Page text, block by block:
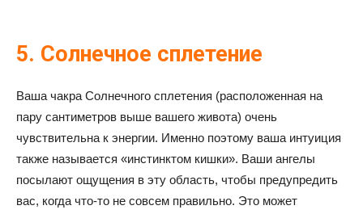
5. Солнечное сплетение
Ваша чакра Солнечного сплетения (расположенная на
пару сантиметров выше вашего живота) очень
чувствительна к энергии. Именно поэтому ваша интуиция
также называется «инстинктом кишки». Ваши ангелы
посылают ощущения в эту область, чтобы предупредить
вас, когда что-то не совсем правильно. Это может